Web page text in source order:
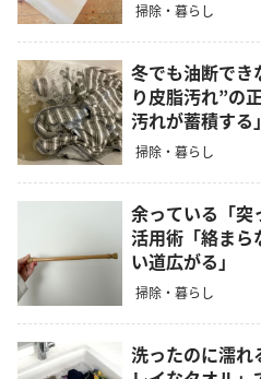
掃除・暮らし
冬でも油断でき
り皮脂汚れ”の
汚れが蓄積する」
掃除・暮らし
余っている「突
活用術「絡まら
い道広がる」
掃除・暮らし
洗ったのに濡